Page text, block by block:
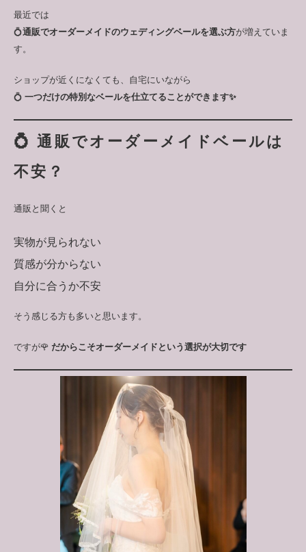
最近では
💍通販でオーダーメイドのウェディングベールを選ぶ方が増えていま
す。
ショップが近くになくても、自宅にいながら
💍 一つだけの特別なベールを仕立てることができます✨
💍 通販でオーダーメイドベールは
不安？
通販と聞くと
実物が見られない
質感が分からない
自分に合うか不安
そう感じる方も多いと思います。
ですが🌹 だからこそオーダーメイドという選択が大切です